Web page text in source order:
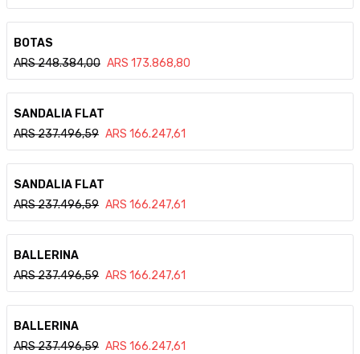
BOTAS
ARS248.384,00 ARS 173.868,80
SANDALIA FLAT
ARS237.496,59 ARS 166.247,61
SANDALIA FLAT
ARS237.496,59 ARS 166.247,61
BALLERINA
ARS237.496,59 ARS 166.247,61
BALLERINA
ARS237.496,59 ARS 166.247,61